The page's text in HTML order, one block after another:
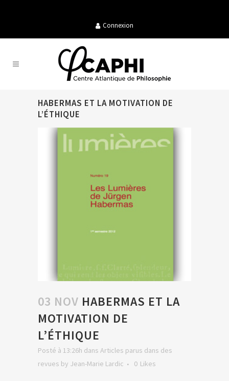
Connexion
HABERMAS ET LA MOTIVATION DE
L’ÉTHIQUE
03 NOV HABERMAS ET LA
MOTIVATION DE
L’ÉTHIQUE
Posté à 13:26h dans Articles parus dans des
revues by Jean-Marie Lardic 0 Likes